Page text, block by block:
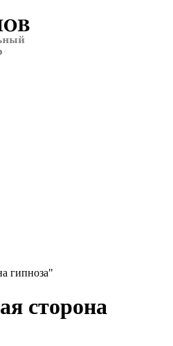
гипноза"
сторона